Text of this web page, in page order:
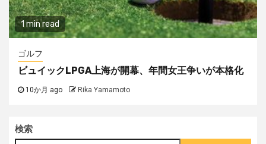
1 min read
ゴルフ
ビュイックLPGA上海が開幕、年間女王争いが本格化
10か月 ago Rika Yamamoto
検索